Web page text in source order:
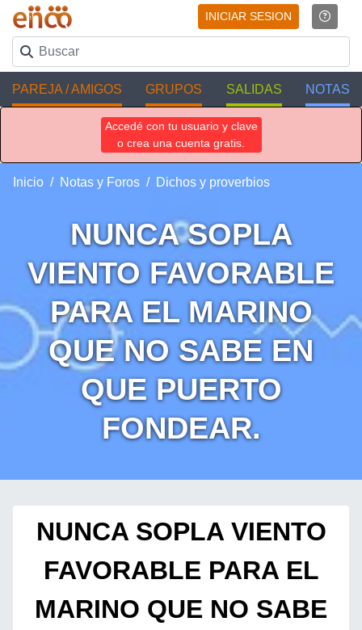
INICIAR SESION
PAREJA / AMIGOS GRUPOS SALIDAS NOTAS
Accedé con tu usuario y clave
o crea una cuenta gratis.
Inicio Notas y Foros Dichos y proverbios
NUNCA SOPLA
VIENTO FAVORABLE
PARA EL MARINO
QUE NO SABE EN
QUE PUERTO
FONDEAR.
NUNCA SOPLA VIENTO
FAVORABLE PARA EL
MARINO QUE NO SABE